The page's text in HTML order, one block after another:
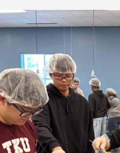
校友處執行長彭春陽於115年7月
30日(四)榮退，為其十四年來深耕
校友服務、凝聚海內外校友情 ...
2 版 校友會活動 (海